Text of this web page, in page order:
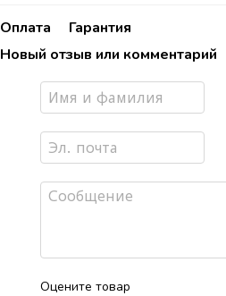
Оплата
Гарантия
Новый отзыв или комментарий
Оцените товар